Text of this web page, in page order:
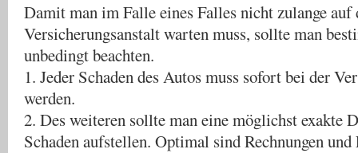
Damit man im Falle eines Falles nicht zulange auf
Versicherungsanstalt warten muss, sollte man
unbedingt beachten.
1. Jeder Schaden des Autos muss sofort bei der
werden.
2. Des weiteren sollte man eine möglichst exakte
Schaden aufstellen. Optimal sind Rechnungen